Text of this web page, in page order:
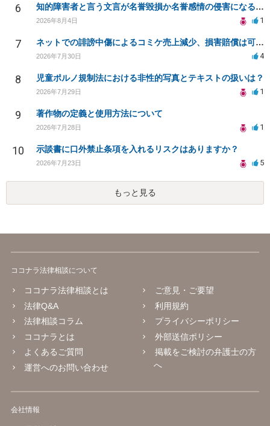
6 知的障害者と言う文言が名誉毀損か名誉感情の侵害になるか教えてほしい。
2026年8月4日 1
7 ネットでの誹謗中傷によるコミケ売上減少、損害賠償は可能か？
2026年7月30日 4
8 児童ポルノ規制法における非性的写真とテキストの扱いは？
2026年7月29日 1
9 著作物の定義と使用方法について
2026年7月28日 1
10 示談書に口外禁止条項を入れるリスクはありますか？
2026年7月23日 5
もっと見る
ココナラ法律相談について
ココナラ法律相談とは
法律Q&A
法律相談コラム
ココナラとは
よくあるご質問
運営へのお問い合わせ
ご意見・ご要望
利用規約
プライバシーポリシー
外部送信ポリシー
掲載をご検討の弁護士の方
へ
会社情報